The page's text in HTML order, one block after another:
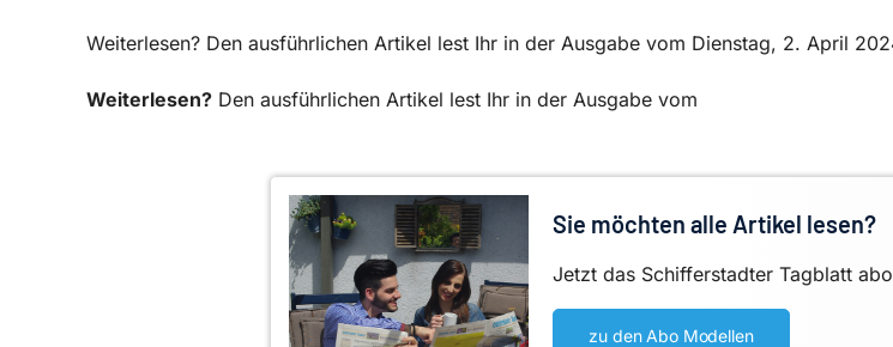
Weiterlesen? Den ausführlichen Artikel lest Ihr in der Ausgabe vom Dienstag, 2. April
Weiterlesen? Den ausführlichen Artikel lest Ihr in der Ausgabe vom
Sie möchten alle Artikel lesen?
Jetzt das Schifferstadter Tagblatt
zu den Abo Modellen